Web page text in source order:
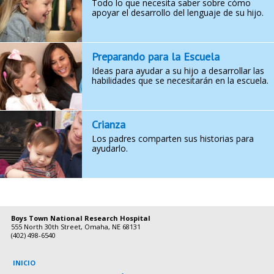
Todo lo que necesita saber sobre cómo
apoyar el desarrollo del lenguaje de su hijo.
Preparando para la Escuela
Ideas para ayudar a su hijo a desarrollar las
habilidades que se necesitarán en la escuela.
Crianza
Los padres comparten sus historias para
ayudarlo.
Boys Town National Research Hospital
555 North 30th Street, Omaha, NE 68131
(402) 498-6540
INICIO